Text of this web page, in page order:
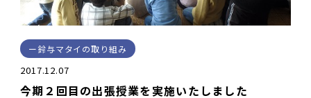
鈴与マタイの取り組み
2017.12.07
今期２回目の出張授業を実施いたしました